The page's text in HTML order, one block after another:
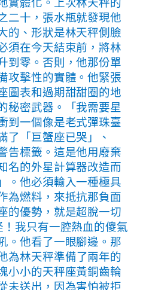
二十，張水瓶就發現他
的、形狀是林天秤側臉
須在今天結束前，將林
到零。否則，他那份單
攻擊性的實體。他緊張
圖表和過期甜甜圈的地
秘密武器。「我需要星
到一個像是老式彈珠臺
了「巨蟹座已哭」、
告標籤。這是他用廢棄
名的外星計算器改造而
。他必須輸入一種極具
為燃料，來抵抗那負面
的優勢，就是超脫一切
我只有一腔熱血的傻氣
。他看了一眼腳邊。那
為林天秤準備了兩年的
小小的天秤座黃銅齒輪
未送出，因為害怕被拒